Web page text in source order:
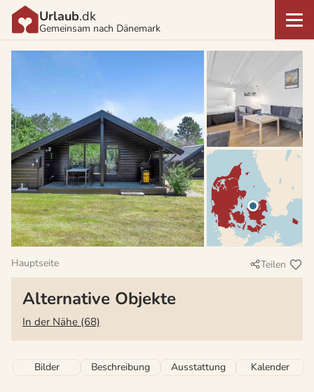
Urlaub.dk
Gemeinsam nach Dänemark
Hauptseite Teilen
Alternative Objekte
In der Nähe (68)
Bilder Beschreibung Ausstattung Kalender